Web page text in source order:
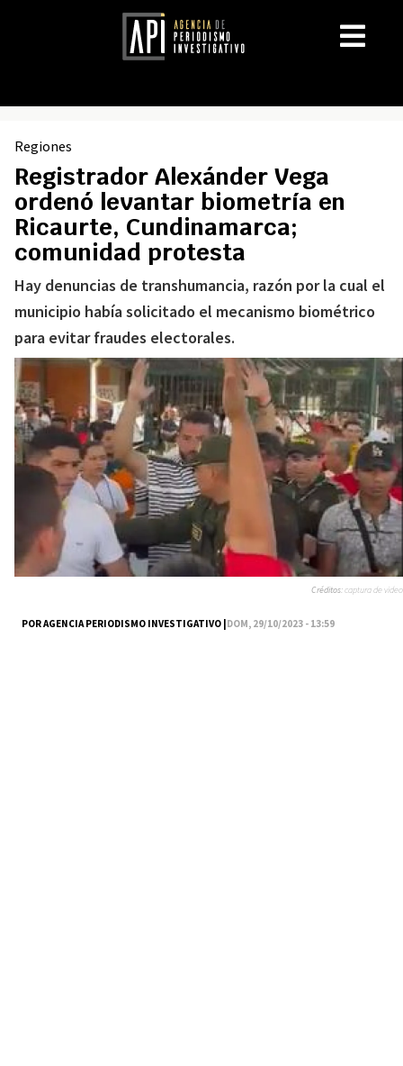
Regiones
Registrador Alexánder Vega
ordenó levantar biometría en
Ricaurte, Cundinamarca;
comunidad protesta
Hay denuncias de transhumancia, razón por la cual el
municipio había solicitado el mecanismo biométrico
para evitar fraudes electorales.
POR AGENCIA PERIODISMO INVESTIGATIVO |DOM, 29/10/2023 - 13:59
Créditos:captura de video